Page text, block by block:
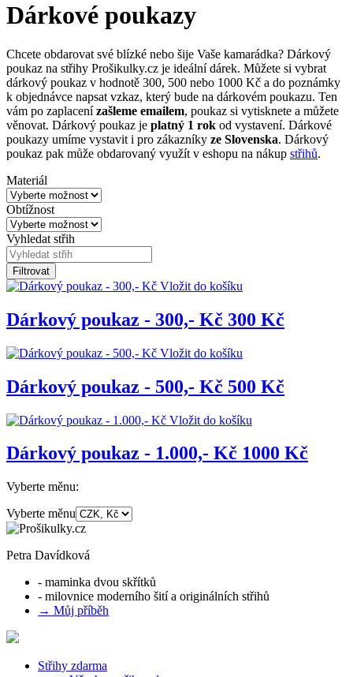
Dárkové poukazy
Chcete obdarovat své blízké nebo šije Vaše kamarádka? Dárkový
poukaz na střihy Prošikulky.cz je ideální dárek. Můžete si vybrat
dárkový poukaz v hodnotě 300, 500 nebo 1000 Kč a do poznámky
k objednávce napsat vzkaz, který bude na dárkovém poukazu. Ten
vám po zaplacenízašleme emailem, poukaz si vytisknete a můžete
věnovat. Dárkový poukaz je platný 1 rok od vystavení. Dárkové
poukazy umíme vystavit i pro zákazníky ze Slovenska. Dárkový
poukaz pak může obdarovaný využít v eshopu na nákup střihů.
Materiál
Obtížnost
Vyhledat střih
Filtrovat
Vložit do košíku
Dárkový poukaz - 300,- Kč 300 Kč
Vložit do košíku
Dárkový poukaz - 500,- Kč 500 Kč
Vložit do košíku
Dárkový poukaz - 1.000,- Kč 1000 Kč
Vyberte měnu:
Vyberte měnu
Petra Davídková
- maminka dvou skřítků
- milovnice moderního šití a originálních střihů
→ Můj příběh
Střihy zdarma